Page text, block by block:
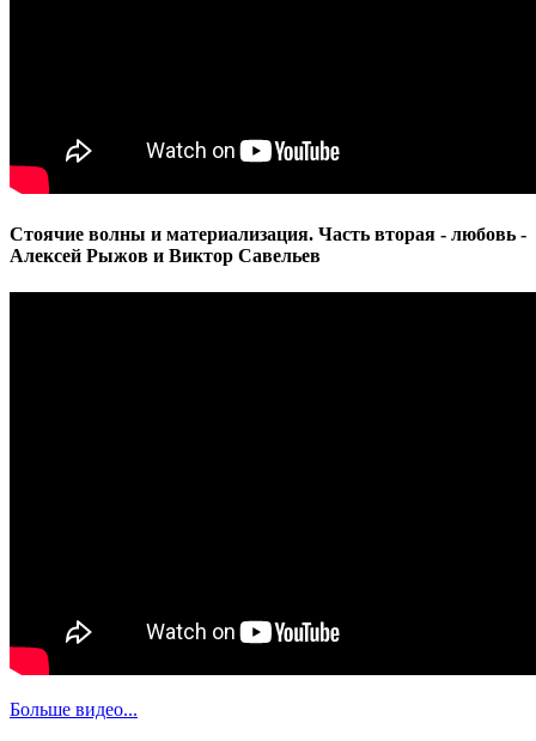
Стоячие волны и материализация. Часть вторая - любовь -
Алексей Рыжов и Виктор Савельев
Больше видео...